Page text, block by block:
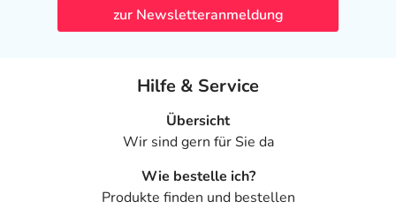
zur Newsletteranmeldung
Hilfe & Service
Übersicht
Wir sind gern für Sie da
Wie bestelle ich?
Produkte finden und bestellen